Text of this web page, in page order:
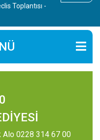
Toplantısı -
Alo 0228 314 67 00